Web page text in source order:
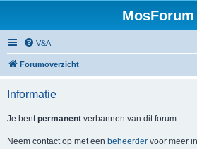
MosForum
V&A
Forumoverzicht
Informatie
Je bentpermanent verbannen van dit forum.
Neem contact op met een beheerder voor meer